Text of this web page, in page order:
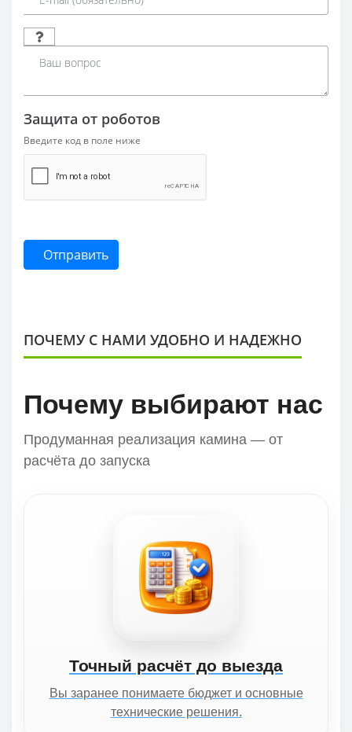
Защита от роботов
Введите код в поле ниже
Отправить
ПОЧЕМУ С НАМИ УДОБНО И НАДЕЖНО
Почему выбирают нас
Продуманная реализация камина — от
расчёта до запуска
Точный расчёт до выезда
Вы заранее понимаете бюджет и основные
технические решения.